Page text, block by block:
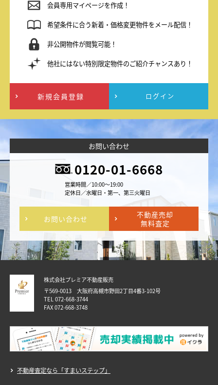
会員専用マイページを作成！
希望条件に合う新着・価格変更物件をメール配信！
非公開物件が閲覧可能！
他社にはない特別限定物件のご紹介チャンスあり！
新規会員登録 ログイン
お問い合わせ
0120-01-6668
営業時間／10:00～19:00
定休日／水曜日・第一、第三火曜日
お問い合わせ
不動産売却
無料査定
株式会社プレミア不動産販売
〒569-0013 大阪府高槻市野田2丁目4番3-102号
TEL 072-668-3744
FAX 072-668-3748
不動産査定なら「すまいステップ」